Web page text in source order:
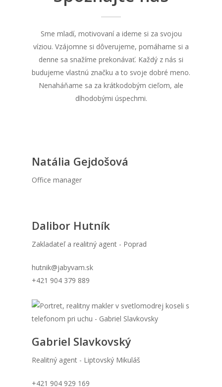
Sme mladí, motivovaní a ideme si za svojou
víziou. Vzájomne si dôverujeme, pomáhame si a
denne sa snažíme prekonávať. Každý z nás si
budujeme vlastnú značku a to svoje dobré meno.
Nenaháňame sa za krátkodobým cieľom, ale
dlhodobými úspechmi.
Natália Gejdošová
Office manager
Dalibor Hutník
Zakladateľ a realitný agent - Poprad
hutnik@jabyvam.sk
+421 904 379 889
Gabriel Slavkovský
Realitný agent - Liptovský Mikuláš
+421 904 929 169